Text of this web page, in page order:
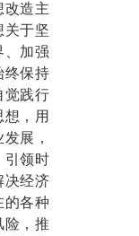
改造主
关于坚
、加强
终保持
觉践行
，用
展，
引领时
决经济
的各种
险，推